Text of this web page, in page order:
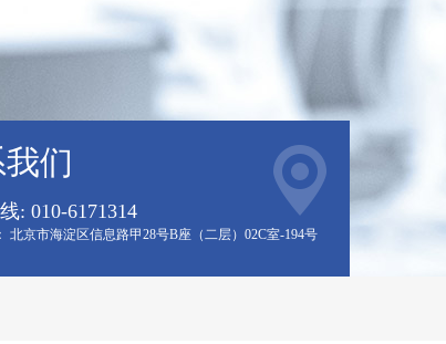
们
: 010-6171314
北京市海淀区信息路甲28号B座（二层）02C室-194号